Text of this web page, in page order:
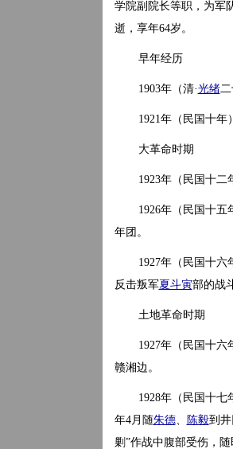
学院副院长等职，为军
逝，享年64岁。
早年经历
1903年（清·光绪二
1921年（民国十年
大革命时期
1923年（民国十二
1926年（民国十
年团。
1927年（民国十六
反击叛军夏斗寅部的战
土地革命时期
1927年（民国十
赣湘边。
1928年（民国十
年4月随朱德、 陈毅到井
剿”作战中腹部受伤，